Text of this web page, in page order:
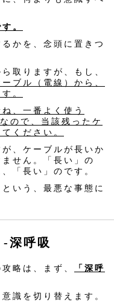
。
かを、念頭に置きつ
取りますが、もし、
ブル（電線）から、
。
、一番よく使う
ので、当該残ったケ
ください。
、ケーブルが長いか
せん。「長い」の
「長い」のです。
いう、最悪な事態に
深呼吸
略は、まず、
「深呼
識を切り替えます。